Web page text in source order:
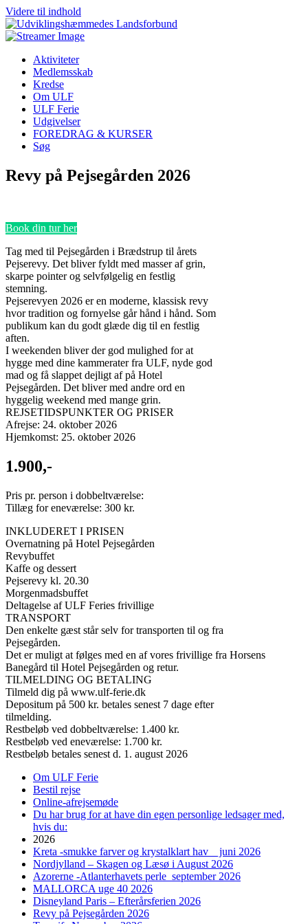
Videre til indhold
Aktiviteter
Medlemsskab
Kredse
Om ULF
ULF Ferie
Udgivelser
FOREDRAG & KURSER
Søg
Revy på Pejsegården 2026
Book din tur her
Tag med til Pejsegården i Brædstrup til årets
Pejserevy. Det bliver fyldt med masser af grin,
skarpe pointer og selvfølgelig en festlig
stemning.
Pejserevyen 2026 er en moderne, klassisk revy
hvor tradition og fornyelse går hånd i hånd. Som
publikum kan du godt glæde dig til en festlig
aften.
I weekenden bliver der god mulighed for at
hygge med dine kammerater fra ULF, nyde god
mad og få slappet dejligt af på Hotel
Pejsegården. Det bliver med andre ord en
hyggelig weekend med mange grin.
REJSETIDSPUNKTER OG PRISER
Afrejse: 24. oktober 2026
Hjemkomst: 25. oktober 2026
1.900,-
Pris pr. person i dobbeltværelse:
Tillæg for eneværelse: 300 kr.
INKLUDERET I PRISEN
Overnatning på Hotel Pejsegården
Revybuffet
Kaffe og dessert
Pejserevy kl. 20.30
Morgenmadsbuffet
Deltagelse af ULF Feries frivillige
TRANSPORT
Den enkelte gæst står selv for transporten til og fra
Pejsegården.
Det er muligt at følges med en af vores frivillige fra Horsens
Banegård til Hotel Pejsegården og retur.
TILMELDING OG BETALING
Tilmeld dig på www.ulf-ferie.dk
Depositum på 500 kr. betales senest 7 dage efter
tilmelding.
Restbeløb ved dobbeltværelse: 1.400 kr.
Restbeløb ved eneværelse: 1.700 kr.
Restbeløb betales senest d. 1. august 2026
Om ULF Ferie
Bestil rejse
Online-afrejsemøde
Du har brug for at have din egen personlige ledsager med,
hvis du:
2026
Kreta -smukke farver og krystalklart hav juni 2026
Nordjylland – Skagen og Læsø i August 2026
Azorerne -Atlanterhavets perle september 2026
MALLORCA uge 40 2026
Disneyland Paris – Efterårsferien 2026
Revy på Pejsegården 2026